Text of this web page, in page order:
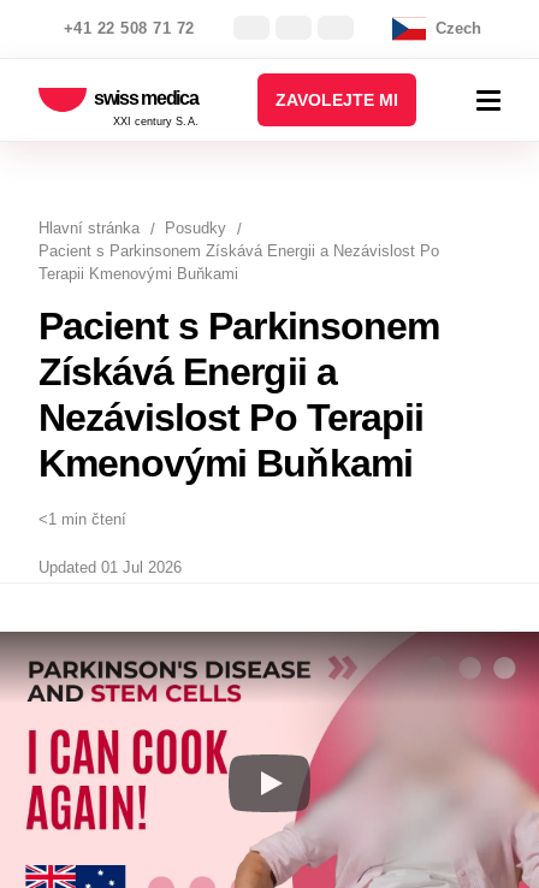
+41 22 508 71 72 Czech
swiss medica
XXI century S.A.
ZAVOLEJTE MI
Hlavní stránka
Posudky
Pacient s Parkinsonem Získává Energii a Nezávislost Po
Terapii Kmenovými Buňkami
Pacient s Parkinsonem
Získává Energii a
Nezávislost Po Terapii
Kmenovými Buňkami
<1 min čtení
Updated 01 Jul 2026